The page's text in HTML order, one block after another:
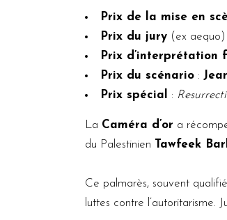
Prix de la mise en
Prix du jury (ex aequo)
Prix d’interprétation
Prix du scénario :
Prix spécial
:
La Caméra d’or a
du Palestinien
Tawfeek
Ce palmarès, souvent
luttes contre l’autoritarisme.